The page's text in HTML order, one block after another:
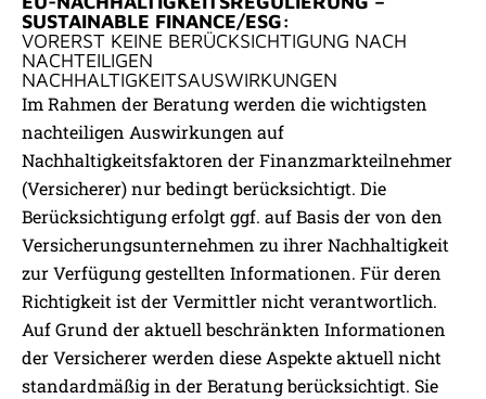
SUSTAINABLE FINANCE/ESG:
VORERST KEINE BERÜCKSICHTIGUNG NACH
NACHTEILIGEN
NACHHALTIGKEITSAUSWIRKUNGEN
Im Rahmen der Beratung werden die wichtigsten
nachteiligen Auswirkungen auf
Nachhaltigkeitsfaktoren der Finanzmarkteilnehmer
(Versicherer) nur bedingt berücksichtigt. Die
Berücksichtigung erfolgt ggf. auf Basis der von den
Versicherungsunternehmen zu ihrer Nachhaltigkeit
zur Verfügung gestellten Informationen. Für deren
Richtigkeit ist der Vermittler nicht verantwortlich.
Auf Grund der aktuell beschränkten Informationen
der Versicherer werden diese Aspekte aktuell nicht
standardmäßig in der Beratung berücksichtigt. Sie